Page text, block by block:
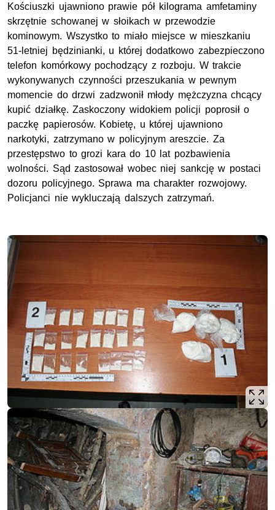
Kościuszki ujawniono prawie pół kilograma amfetaminy
skrzętnie schowanej w słoikach w przewodzie
kominowym. Wszystko to miało miejsce w mieszkaniu
51-letniej będzinianki, u której dodatkowo zabezpieczono
telefon komórkowy pochodzący z rozboju. W trakcie
wykonywanych czynności przeszukania w pewnym
momencie do drzwi zadzwonił młody mężczyzna chcący
kupić działkę. Zaskoczony widokiem policji poprosił o
paczkę papierosów. Kobietę, u której ujawniono
narkotyki, zatrzymano w policyjnym areszcie. Za
przestępstwo to grozi kara do 10 lat pozbawienia
wolności. Sąd zastosował wobec niej sankcję w postaci
dozoru policyjnego. Sprawa ma charakter rozwojowy.
Policjanci nie wykluczają dalszych zatrzymań.